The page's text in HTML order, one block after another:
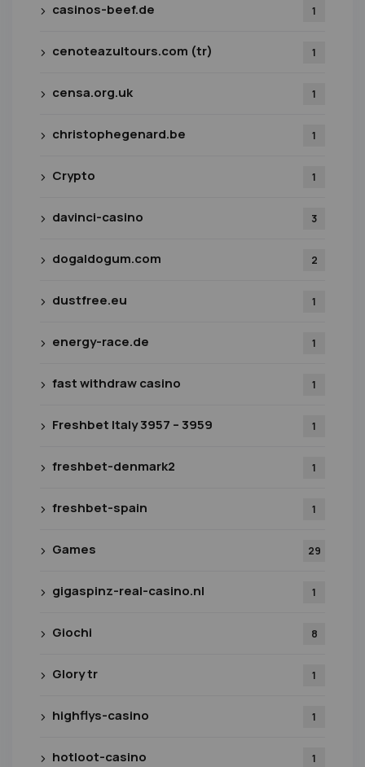
casinos-beef.de 1
cenoteazultours.com (tr) 1
censa.org.uk 1
christophegenard.be 1
Crypto 1
davinci-casino 3
dogaldogum.com 2
dustfree.eu 1
energy-race.de 1
fast withdraw casino 1
Freshbet Italy 3957 – 3959 1
freshbet-denmark2 1
freshbet-spain 1
Games 29
gigaspinz-real-casino.nl 1
Giochi 8
Glory tr 1
highflys-casino 1
hotloot-casino 1